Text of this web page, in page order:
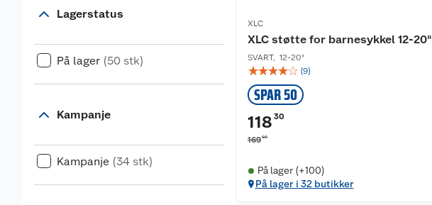
Lagerstatus
På lager (50 stk)
Kampanje
Kampanje (34 stk)
XLC
XLC støtte for barnesykkel 12-20"
SVART, 12-20"
☆☆☆☆☆ (9)
SPAR 50
118 30
16900
På lager (+100)
På lager i 32 butikker